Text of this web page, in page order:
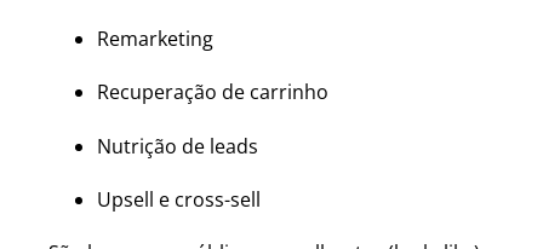
Remarketing
Recuperação de carrinho
Nutrição de leads
Upsell e cross-sell